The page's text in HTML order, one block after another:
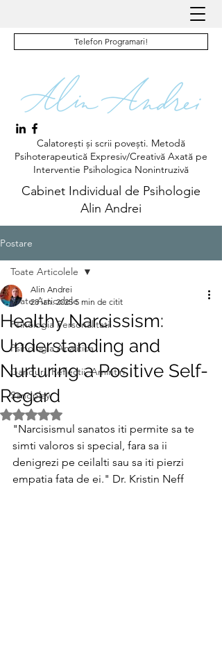
Calatorești și scrii povești. Metodă
Psihoterapeutică Expresiv/Creativă Axată pe
Interventie Psihologica Nonintruzivă
Telefon Programari!
Cabinet Individual de Psihologie
Alin Andrei
Postare
Toate Articolele
Psihologia Personalitatii
Psihologia Analitica
Ganduri, Reflectii, Amintiri
Sandplay
Toate Articolele
Healthy Narcissism:
Understanding and
Nurturing a Positive Self-
Regard
Alin Andrei
28 ian. 2025 5 min de citit
Evaluat(ă) cu NaN din 5 stele.
"Narcisismul sanatos iti permite sa te
simti valoros si special, fara sa ii
denigrezi pe ceilalti sau sa iti pierzi
empatia fata de ei." Dr. Kristin Neff